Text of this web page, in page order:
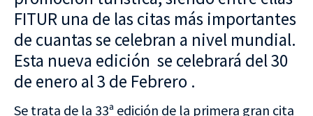
FITUR una de las citas más importantes
de cuantas se celebran a nivel mundial.
Esta nueva edición se celebrará del 30
de enero al 3 de Febrero .
Se trata de la 33ª edición de la primera gran cita